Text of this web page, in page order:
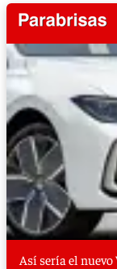
Así sería el